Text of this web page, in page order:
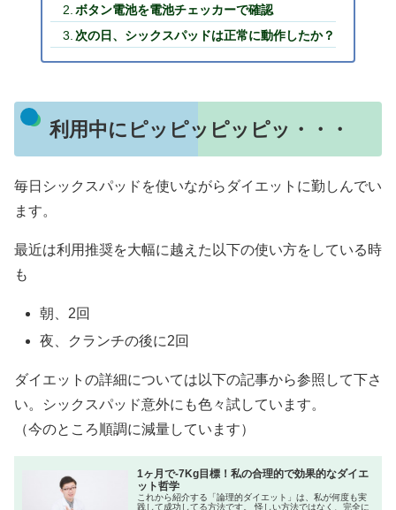
ボタン電池を電池チェッカーで確認
次の日、シックスパッドは正常に動作したか？
利用中にピッピッピッピッ・・・
毎日シックスパッドを使いながらダイエットに勤しんでい
ます。
最近は利用推奨を大幅に越えた以下の使い方をしている時
も
朝、2回
夜、クランチの後に2回
ダイエットの詳細については以下の記事から参照して下さ
い。シックスパッド意外にも色々試しています。
（今のところ順調に減量しています）
1ヶ月で-7Kg目標！私の合理的で効果的なダイエ
ット哲学
これから紹介する「論理的ダイエット」は、私が何度も実
践して成功してる方法です。 怪しい方法ではなく、完全に